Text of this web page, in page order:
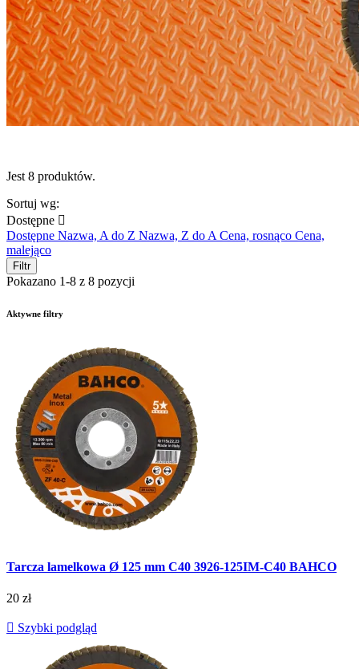
Jest 8 produktów.
Sortuj wg:
Dostępne 
Dostępne Nazwa, A do Z Nazwa, Z do ACena, rosnąco Cena,
malejąco
Filtr
Pokazano 1-8 z 8 pozycji
Aktywne filtry
Tarcza lamelkowa Ø 125 mm C40 3926-125IM-C40 BAHCO
20 zł
 Szybki podgląd